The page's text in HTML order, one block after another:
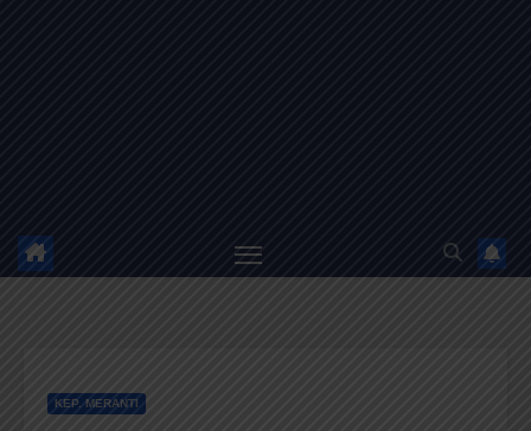
KEP. MERANTI